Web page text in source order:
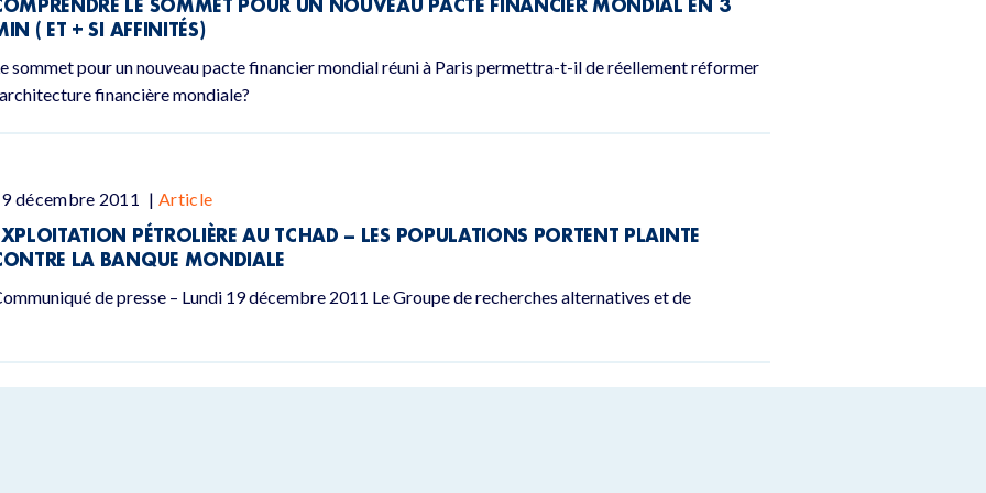
LE SOMMET POUR UN NOUVEAU PACTE FINANCIER MONDIAL EN 3
( ET + SI AFFINITÉS)
sommet pour un nouveau pacte financier mondial réuni à Paris permettra-t-il de réellement réformer
financière mondiale?
décembre 2011 | Article
PÉTROLIÈRE AU TCHAD – LES POPULATIONS PORTENT PLAINTE
LA BANQUE MONDIALE
de presse – Lundi 19 décembre 2011 Le Groupe de recherches alternatives et de